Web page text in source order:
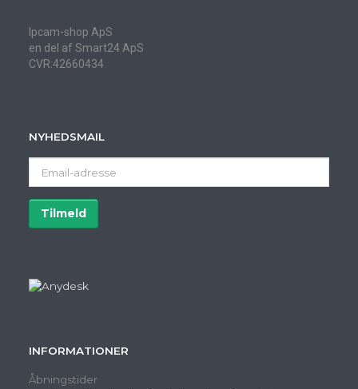
Ipcam-shop ApS
en del af Smart24 ApS
CVR:42660434
NYHEDSMAIL
adresse
Tilmeld
INFORMATIONER
Åbningstider